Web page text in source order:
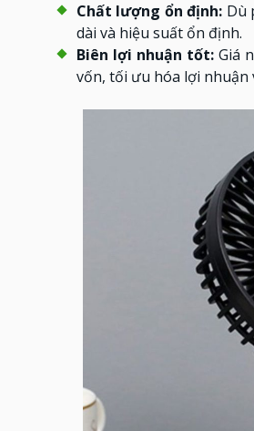
Chất lượng ổn định: Dù
dài và hiệu suất ổn định.
Biên lợi nhuận tốt: Giá
vốn, tối ưu hóa lợi nhuận